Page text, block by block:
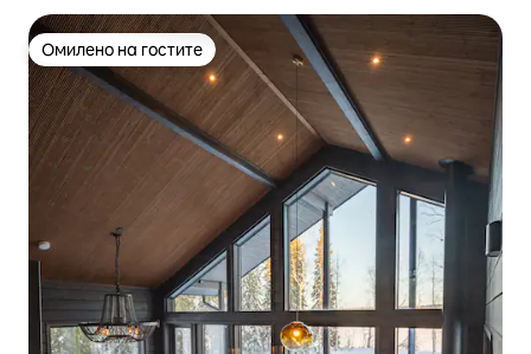
Омилено на гостите
Омилено на гостите